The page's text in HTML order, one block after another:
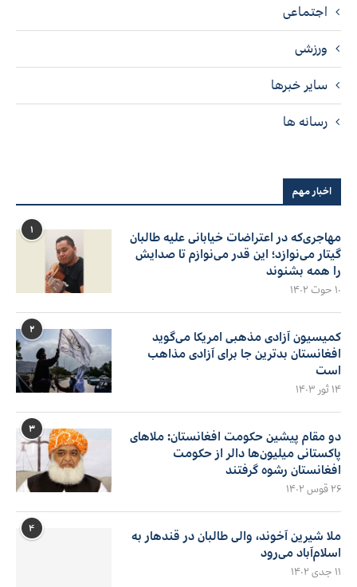
اجتماعی
ورزشی
سایر خبرها
رسانه ها
اخبار مهم
۱
مهاجری‌که در اعتراضات خیابانی علیه طالبان
گیتار می‌نوازد؛ این قدر می‌نوازم تا صدایش
را همه بشنوند
۱۰ حوت ۱۴۰۲
۲
کمیسیون آزادی مذهبی امریکا می‌گوید
افغانستان بدترین جا برای آزادی مذاهب
است
۱۴ ثور ۱۴۰۳
۳
دو مقام پیشین حکومت افغانستان: ملاهای
پاکستانی میلیون‌ها دالر از حکومت
افغانستان رشوه گرفتند
۲۶ قوس ۱۴۰۲
۴
ملا شیرین آخوند، والی طالبان در قندهار به
اسلام‌آباد می‌رود
۱۱ جدی ۱۴۰۲